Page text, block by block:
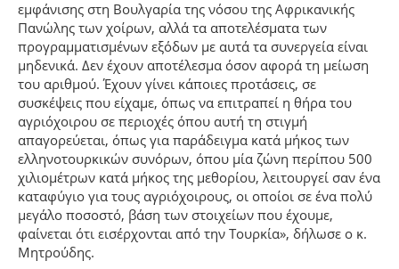
εμφάνισης στη Βουλγαρία της νόσου της Αφρικανικής
Πανώλης των χοίρων, αλλά τα αποτελέσματα των
προγραμματισμένων εξόδων με αυτά τα συνεργεία είναι
μηδενικά. Δεν έχουν αποτέλεσμα όσον αφορά τη μείωση
του αριθμού. Έχουν γίνει κάποιες προτάσεις, σε
συσκέψεις που είχαμε, όπως να επιτραπεί η θήρα του
αγριόχοιρου σε περιοχές όπου αυτή τη στιγμή
απαγορεύεται, όπως για παράδειγμα κατά μήκος των
ελληνοτουρκικών συνόρων, όπου μία ζώνη περίπου 500
χιλιομέτρων κατά μήκος της μεθορίου, λειτουργεί σαν ένα
καταφύγιο για τους αγριόχοιρους, οι οποίοι σε ένα πολύ
μεγάλο ποσοστό, βάση των στοιχείων που έχουμε,
φαίνεται ότι εισέρχονται από την Τουρκία», δήλωσε ο κ.
Μητρούδης.